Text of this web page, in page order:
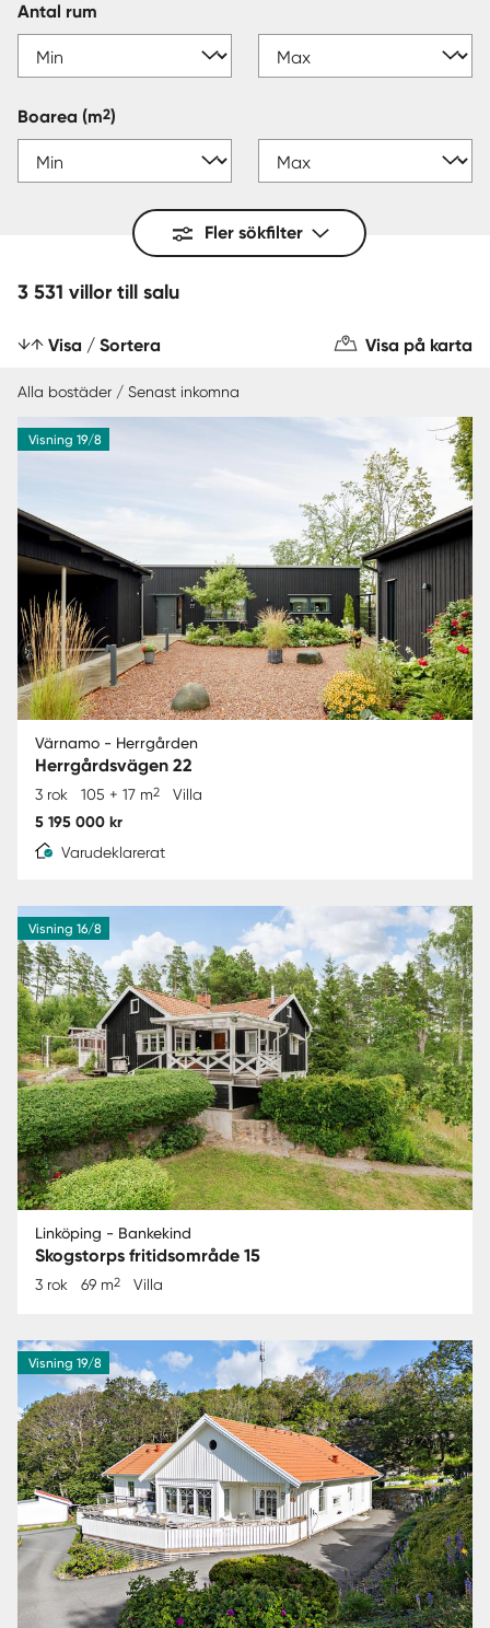
Antal rum
Boarea (m2)
Fler sökfilter
3 531 villor till salu
Visa / Sortera Visa på karta
Alla bostäder / Senast inkomna
Visning 19/8
Värnamo - Herrgården
Herrgårdsvägen 22
3 rok 105 + 17 m2 Villa
5 195 000 kr
Varudeklarerat
Visning 16/8
Linköping - Bankekind
Skogstorps fritidsområde 15
3 rok 69 m2 Villa
Visning 19/8